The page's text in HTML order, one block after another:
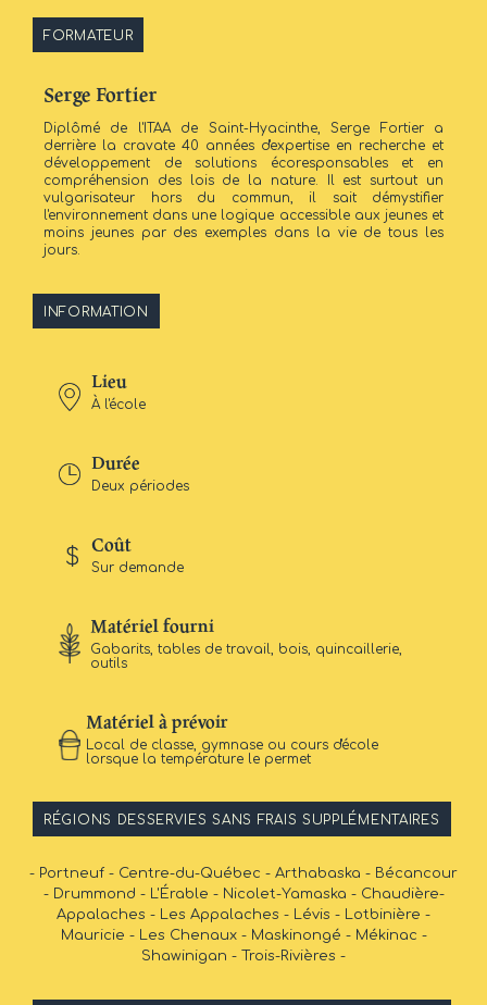
FORMATEUR
Serge Fortier
Diplômé de l'ITAA de Saint-Hyacinthe, Serge Fortier a
derrière la cravate 40 années d'expertise en recherche et
développement de solutions écoresponsables et en
compréhension des lois de la nature. Il est surtout un
vulgarisateur hors du commun, il sait démystifier
l'environnement dans une logique accessible aux jeunes et
moins jeunes par des exemples dans la vie de tous les
jours.
INFORMATION
Lieu
À l'école
Durée
Deux périodes
Coût
Sur demande
Matériel fourni
Gabarits, tables de travail, bois, quincaillerie,
outils
Matériel à prévoir
Local de classe, gymnase ou cours d'école
lorsque la température le permet
RÉGIONS DESSERVIES SANS FRAIS SUPPLÉMENTAIRES
- Portneuf - Centre-du-Québec - Arthabaska - Bécancour
- Drummond - L'Érable - Nicolet-Yamaska - Chaudière-
Appalaches - Les Appalaches - Lévis - Lotbinière -
Mauricie - Les Chenaux - Maskinongé - Mékinac -
Shawinigan - Trois-Rivières -